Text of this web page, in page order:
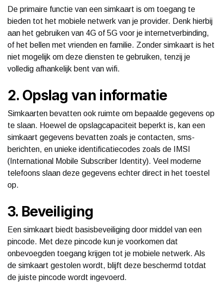
De primaire functie van een simkaart is om toegang te
bieden tot het mobiele netwerk van je provider. Denk hierbij
aan het gebruiken van 4G of 5G voor je internetverbinding,
of het bellen met vrienden en familie. Zonder simkaart is het
niet mogelijk om deze diensten te gebruiken, tenzij je
volledig afhankelijk bent van wifi.
2. Opslag van informatie
Simkaarten bevatten ook ruimte om bepaalde gegevens op
te slaan. Hoewel de opslagcapaciteit beperkt is, kan een
simkaart gegevens bevatten zoals je contacten, sms-
berichten, en unieke identificatiecodes zoals de IMSI
(International Mobile Subscriber Identity). Veel moderne
telefoons slaan deze gegevens echter direct in het toestel
op.
3. Beveiliging
Een simkaart biedt basisbeveiliging door middel van een
pincode. Met deze pincode kun je voorkomen dat
onbevoegden toegang krijgen tot je mobiele netwerk. Als
de simkaart gestolen wordt, blijft deze beschermd totdat
de juiste pincode wordt ingevoerd.